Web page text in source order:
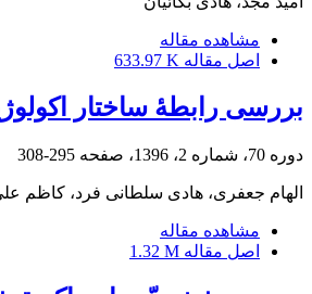
مشاهده مقاله
اصل مقاله 633.97 K
بررسی رابطۀ ساختار
دوره 70، شماره 2، 1396، صفحه 295-308
الهام جعفری، هادی سلطانی فرد، کاظم
مشاهده مقاله
اصل مقاله 1.32 M